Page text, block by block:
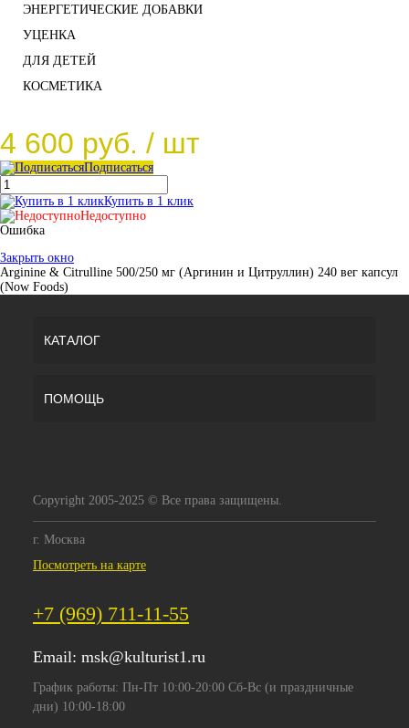
ЭНЕРГЕТИЧЕСКИЕ ДОБАВКИ
УЦЕНКА
ДЛЯ ДЕТЕЙ
КОСМЕТИКА
4 600 руб. / шт
Подписаться
Купить в 1 клик
Недоступно
Ошибка
Закрыть окно
Arginine & Citrulline 500/250 мг (Аргинин и Цитруллин) 240 вег капсул
(Now Foods)
КАТАЛОГ
ПОМОЩЬ
Copyright 2005-2025 © Все права защищены.
г. Москва
Посмотреть на карте
+7 (969) 711-11-55
Email: msk@kulturist1.ru
График работы: Пн-Пт 10:00-20:00 Сб-Вс (и праздничные
дни) 10:00-18:00